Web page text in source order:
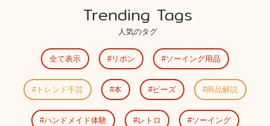
Trending Tags
人気のタグ
全て表示 リボン ソーイング用品
トレンド手芸 本 ビーズ 商品解説
ハンドメイド体験 レトロ ソーイング